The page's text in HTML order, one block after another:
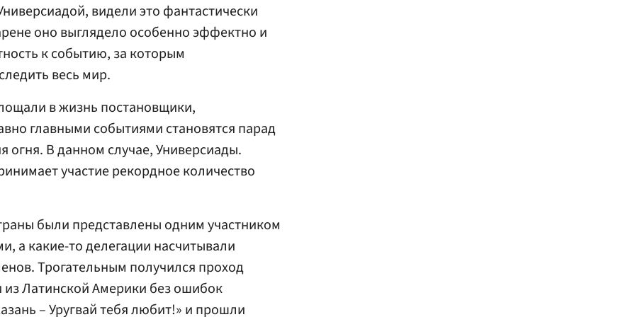
видели это фантастически
оно выглядело особенно эффектно и
к событию, за которым
весь мир.
в жизнь постановщики,
главными событиями становятся парад
В данном случае, Универсиады.
участие рекордное количество
были представлены одним участником
а какие-то делегации насчитывали
Трогательным получился проход
из Латинской Америки без ошибок
– Уругвай тебя любит!» и прошли